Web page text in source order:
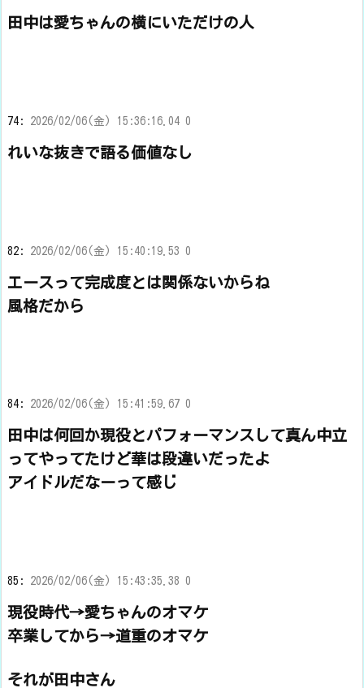
田中は愛ちゃんの横にいただけの人
74: 2026/02/06(金) 15:36:16.04 0
れいな抜きで語る価値なし
82: 2026/02/06(金) 15:40:19.53 0
エースって完成度とは関係ないからね
風格だから
84: 2026/02/06(金) 15:41:59.67 0
田中は何回か現役とパフォーマンスして真ん中立
ってやってたけど華は段違いだったよ
アイドルだなーって感じ
85: 2026/02/06(金) 15:43:35.38 0
現役時代→愛ちゃんのオマケ
卒業してから→道重のオマケ
それが田中さん